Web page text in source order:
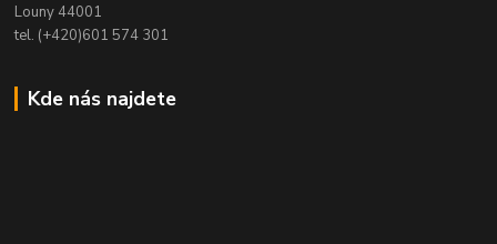
Louny 44001
tel. (+420)601 574 301
Kde nás najdete